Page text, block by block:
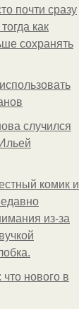
почти сразу
как
сохранять
случился
комик и
из-за
нового в